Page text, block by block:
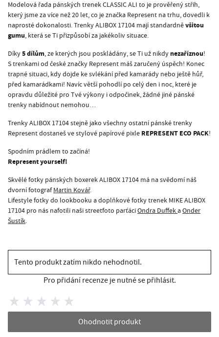
Modelová řada pánských trenek CLASSIC ALI to je prověřený střih,
který jsme za více než 20 let, co je značka Represent na trhu, dovedli k
naprosté dokonalosti. Trenky ALIBOX 17104 mají standardněvšitou
gumu, která se Ti přizpůsobí za jakékoliv situace.
Díky5 dílům, ze kterých jsou poskládány, se Ti už nikdy nezaříznou!
S trenkami od české značky Represent máš zaručený úspěch! Konec
trapné situaci, kdy dojde ke svlékání před kamarády nebo ještě hůř,
před kamarádkami! Navíc větší pohodlí po celý den i noc, které je
opravdu důležité pro Tvé výkony i odpočinek, žádné jiné pánské
trenky nabídnout nemohou…
Trenky ALIBOX 17104 stejně jako všechny ostatní pánské trenky
Represent dostaneš ve stylové papírové pixle REPRESENT ECO PACK!
Spodním prádlem to začíná!
Represent yourself!
Skvělé fotky pánských boxerek ALIBOX 17104 má na svědomí náš
dvorní fotografMartin Kovář.
Lifestyle fotky do lookbooku a doplňkové fotky trenek MIKE ALIBOX
17104 pro nás nafotili naši streetfoto parťáciOndra Duffek aOnder
Šustík.
Tento produkt zatím nikdo nehodnotil.
Pro přidání recenze je nutné se přihlásit.
Ohodnotit produkt